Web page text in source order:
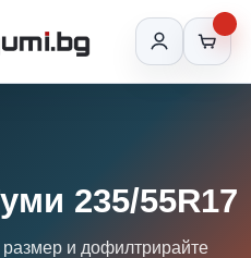
235/55R17
размер и дофилтрирайте